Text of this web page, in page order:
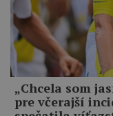
„Chcela som
pre včerajší